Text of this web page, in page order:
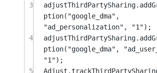
3
adjustThirdPartySharing.
ption( "google_dma"
"ad_personalization" , "1");
4
adjustThirdPartySharing.
ption( "google_dma" ,
"1");
5
Adjust.